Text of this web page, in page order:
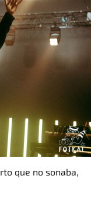
que no sonaba,